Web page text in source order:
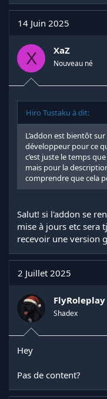
14 Juin 2025
X XaZ
Nouveau né
Hiro Tustaku à dit:
L’addon est bientôt
développeur pour ce
c’est juste le temps
mais pour la
comprendre que cela
Salut! si l'addon se
mise à jours etc sera
recevoir une version
2 Juillet 2025
FlyRoleplay
Shadex
Hey
Pas de content?